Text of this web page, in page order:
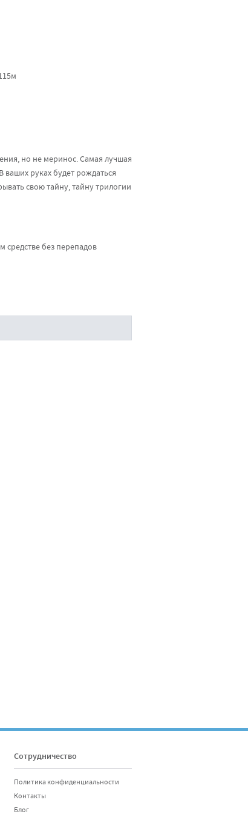
но не меринос. Самая лучшая
ваших руках будет рождаться
свою тайну, тайну трилогии
средстве без перепадов
Сотрудничество
Политика конфиденциальности
Контакты
Блог